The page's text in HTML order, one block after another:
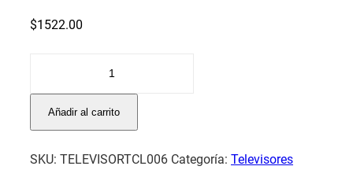
$1522.00
4K
Añadir al carrito
SKU: TELEVISORTCL006 Categoría: Televisores